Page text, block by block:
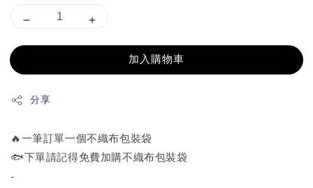
加入購物車
分享
🔥一筆訂單一個不織布包裝袋
🐟下單請記得免費加購不織布包裝袋
-